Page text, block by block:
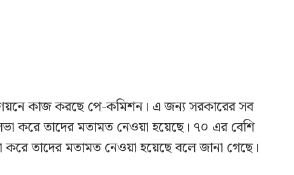
কাজ করছে পে-কমিশন। এ জন্য সরকারের সব
করে তাদের মতামত নেওয়া হয়েছে। ৭০ এর বেশি
করে তাদের মতামত নেওয়া হয়েছে বলে জানা গেছে।